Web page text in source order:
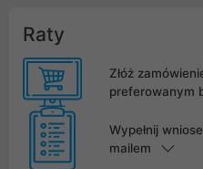
Raty
Złóż
preferowanym
Wypełnij
mailem